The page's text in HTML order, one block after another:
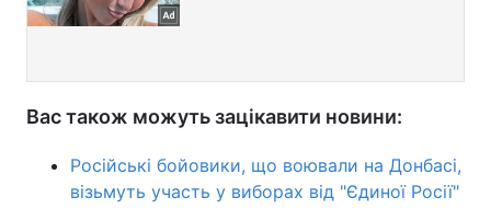
Вас також можуть зацікавити новини:
Російські бойовики, що воювали на Донбасі,
візьмуть участь у виборах від "Єдиної Росії"